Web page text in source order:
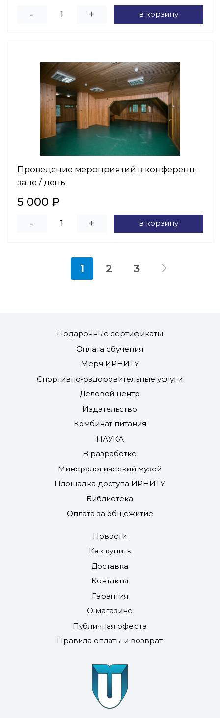
-
+ в корзину
Проведение мероприятий в конференц-
зале / день
5 000 ₽
-
+ в корзину
1 2 3
Подарочные сертификаты
Оплата обучения
Мерч ИРНИТУ
Спортивно-оздоровительные услуги
Деловой центр
Издательство
Комбинат питания
НАУКА
В разработке
Минералогический музей
Площадка доступа ИРНИТУ
Библиотека
Оплата за общежитие
Новости
Как купить
Доставка
Контакты
Гарантия
О магазине
Публичная оферта
Правила оплаты и возврат